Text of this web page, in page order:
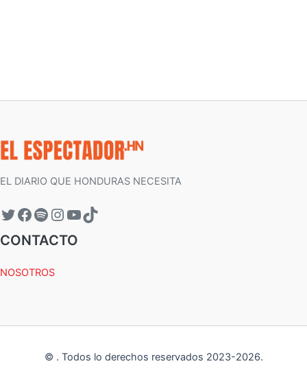
EL DIARIO QUE HONDURAS NECESITA
CONTACTO
NOSOTROS
© . Todos lo derechos reservados 2023-2026.